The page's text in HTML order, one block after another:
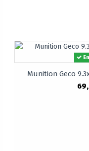
Munition Geco